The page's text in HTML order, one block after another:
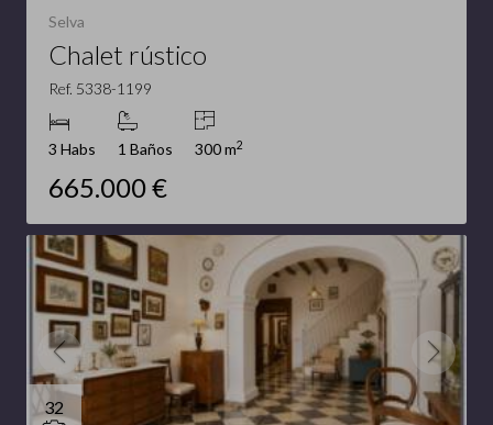
Selva
Chalet rústico
Ref. 5338-1199
3 Habs 1 Baños 300 m2
665.000 €
32